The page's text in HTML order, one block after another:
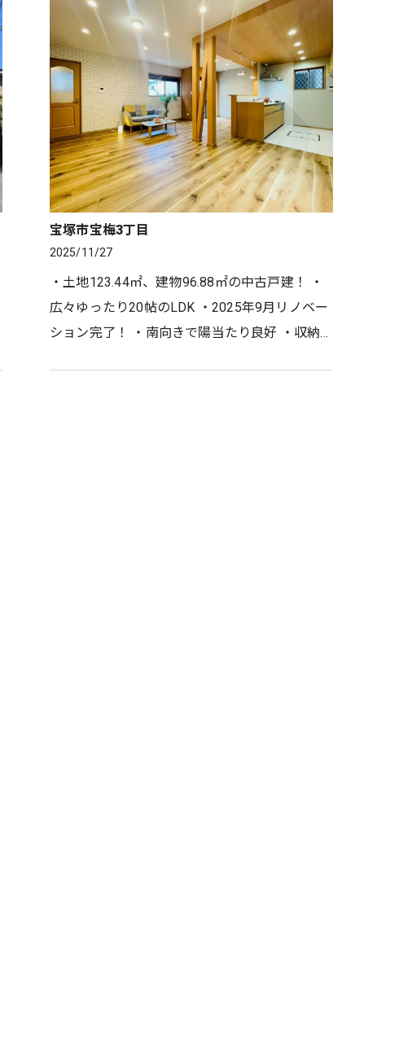
宝塚市宝梅3丁目
2025/11/27
・土地123.44㎡、建物96.88㎡の中古戸建！ ・
広々ゆったり20帖のLDK ・2025年9月リノベー
ション完了！ ・南向きで陽当たり良好 ・収納